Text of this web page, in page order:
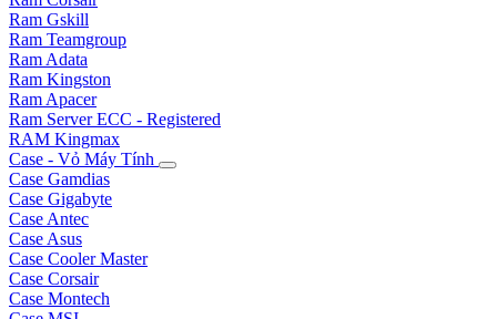
Ram Gskill
Ram Teamgroup
Ram Adata
Ram Kingston
Ram Apacer
Ram Server ECC - Registered
RAM Kingmax
Case - Vỏ Máy Tính
Case Gamdias
Case Gigabyte
Case Antec
Case Asus
Case Cooler Master
Case Corsair
Case Montech